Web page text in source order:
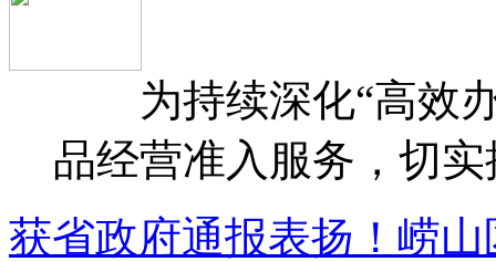
为持续深化“高效办
品经营准入服务，切
获省政府通报表扬！崂